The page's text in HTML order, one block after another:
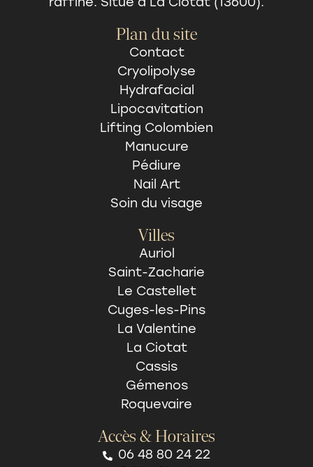
raffiné. Situé à La Ciotat (13600).
Plan du site
Contact
Cryolipolyse
Hydrafacial
Lipocavitation
Lifting Colombien
Manucure
Pédiure
Nail Art
Soin du visage
Villes
Auriol
Saint-Zacharie
Le Castellet
Cuges-les-Pins
La Valentine
La Ciotat
Cassis
Gémenos
Roquevaire
Accès & Horaires
06 48 80 24 22